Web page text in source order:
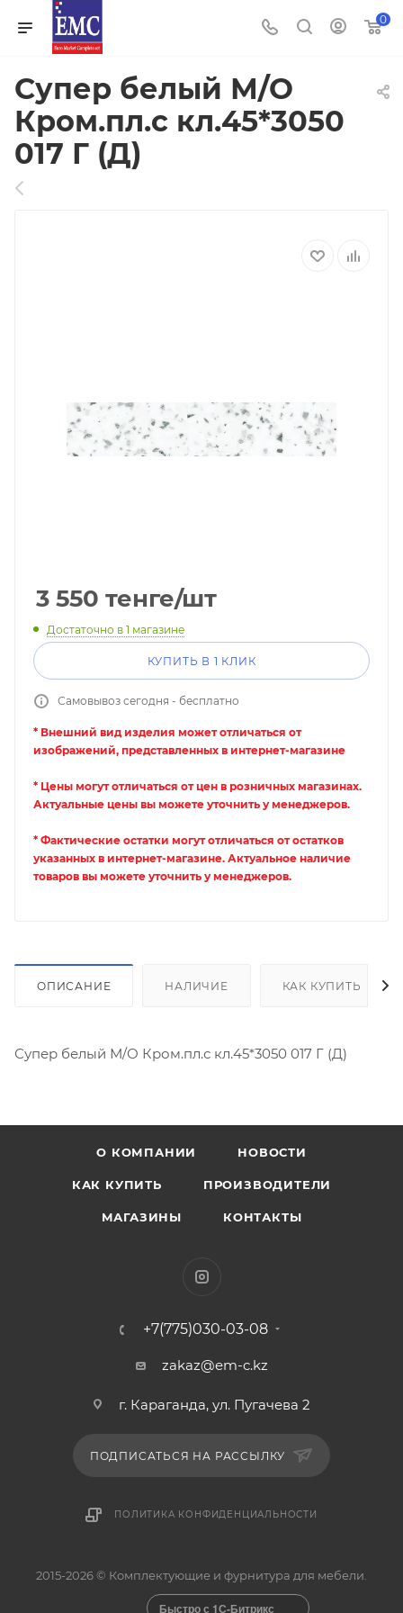
0
Супер белый М/О
Кром.пл.с кл.45*3050
017 Г (Д)
3 550 тенге/шт
Достаточно в 1 магазине
КУПИТЬ В 1 КЛИК
Самовывоз сегодня - бесплатно
* Внешний вид изделия может отличаться от
изображений, представленных в интернет-магазине
* Цены могут отличаться от цен в розничных магазинах.
Актуальные цены вы можете уточнить у менеджеров.
* Фактические остатки могут отличаться от остатков
указанных в интернет-магазине. Актуальное наличие
товаров вы можете уточнить у менеджеров.
ОПИСАНИЕ НАЛИЧИЕ КАК КУПИТЬ
Супер белый М/О Кром.пл.с кл.45*3050 017 Г (Д)
О КОМПАНИИ НОВОСТИ
КАК КУПИТЬ ПРОИЗВОДИТЕЛИ
МАГАЗИНЫ КОНТАКТЫ
+7(775)030-03-08
zakaz@em-c.kz
г. Караганда, ул. Пугачева 2
ПОДПИСАТЬСЯ НА РАССЫЛКУ
ПОЛИТИКА КОНФИДЕНЦИАЛЬНОСТИ
2015-2026 © Комплектующие и фурнитура для мебели.
Быстро с 1С-Битрикс